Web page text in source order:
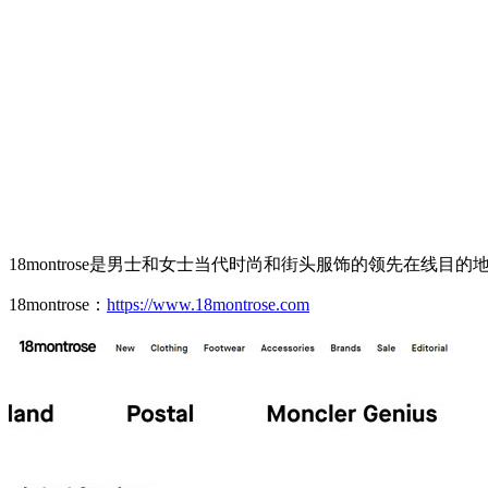
18montrose是男士和女士当代时尚和街头服饰的领先在线目的
18montrose： https://www.18montrose.com